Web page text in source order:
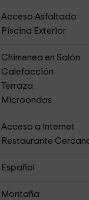
Acceso Asfaltado
Piscina Exterior
Chimenea en Salón
Calefacción
Terraza
Microondas
Acceso a Internet
Restaurante
Español
Montaña